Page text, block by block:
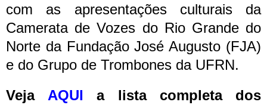
com as apresentações culturais da
Camerata de Vozes do Rio Grande do
Norte da Fundação José Augusto (FJA)
e do Grupo de Trombones da UFRN.
Veja
AQUI
a lista completa dos